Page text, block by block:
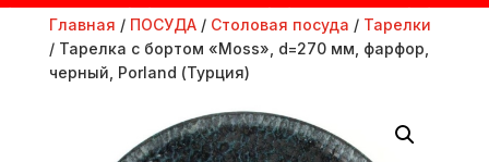
Главная / ПОСУДА/ Столовая посуда / Тарелки
/ Тарелка с бортом «Moss», d=270 мм, фарфор,
черный, Porland (Турция)